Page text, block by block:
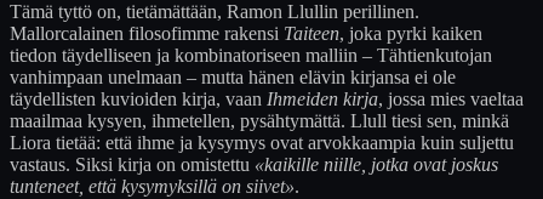
Tämä tyttö on, tietämättään, Ramon Llullin perillinen.
Mallorcalainen filosofimme rakensi Taiteen, joka pyrki kaiken
tiedon täydelliseen ja kombinatoriseen malliin – Tähtienkutojan
vanhimpaan unelmaan – mutta hänen elävin kirjansa ei ole
täydellisten kuvioiden kirja, vaan Ihmeiden kirja, jossa mies vaeltaa
maailmaa kysyen, ihmetellen, pysähtymättä. Llull tiesi sen, minkä
Liora tietää: että ihme ja kysymys ovat arvokkaampia kuin suljettu
vastaus. Siksi kirja on omistettu «kaikille niille, jotka ovat joskus
tunteneet, että kysymyksillä on siivet».